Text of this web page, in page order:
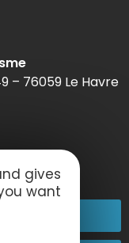
– 76059 Le Havre
gives
want